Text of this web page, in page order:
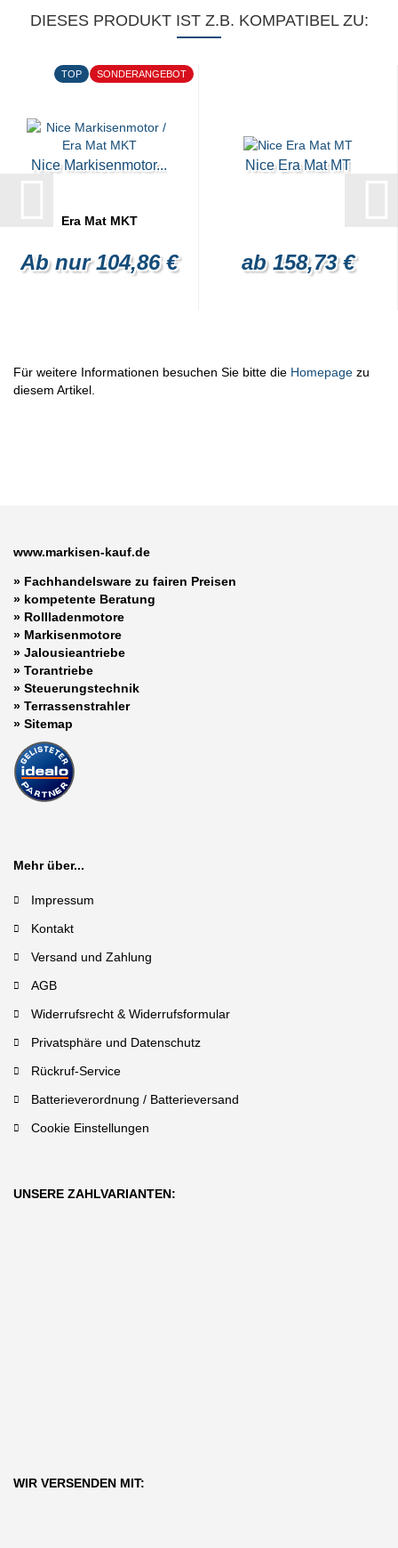
DIESES PRODUKT IST Z.B. KOMPATIBEL ZU:
TOP SONDERANGEBOT
Nice Markisenmotor...
Era Mat MKT
Ab nur 104,86 €
Nice Era Mat MT
ab 158,73 €
Für weitere Informationen besuchen Sie bitte die Homepage zu
diesem Artikel.
www.markisen-kauf.de
» Fachhandelsware zu fairen Preisen
» kompetente Beratung
» Rollladenmotore
» Markisenmotore
» Jalousieantriebe
» Torantriebe
» Steuerungstechnik
» Terrassenstrahler
» Sitemap
Mehr über...
Impressum
Kontakt
Versand und Zahlung
AGB
Widerrufsrecht & Widerrufsformular
Privatsphäre und Datenschutz
Rückruf-Service
Batterieverordnung / Batterieversand
Cookie Einstellungen
UNSERE ZAHLVARIANTEN:
WIR VERSENDEN MIT: